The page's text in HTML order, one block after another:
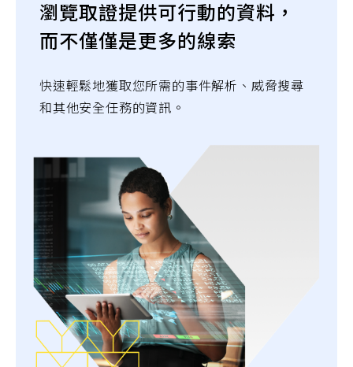
瀏覽取證提供可行動的資料，
而不僅僅是更多的線索
快速輕鬆地獲取您所需的事件解析、威脅搜尋
和其他安全任務的資訊。